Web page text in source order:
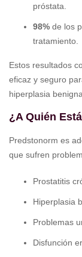
próstata.
98% de los
tratamiento.
Estos resultados
eficaz y seguro
hiperplasia
¿A Quién
Predstonorm es
que sufren
Prostatitis
Hiperplasia
Problemas
Disfunción